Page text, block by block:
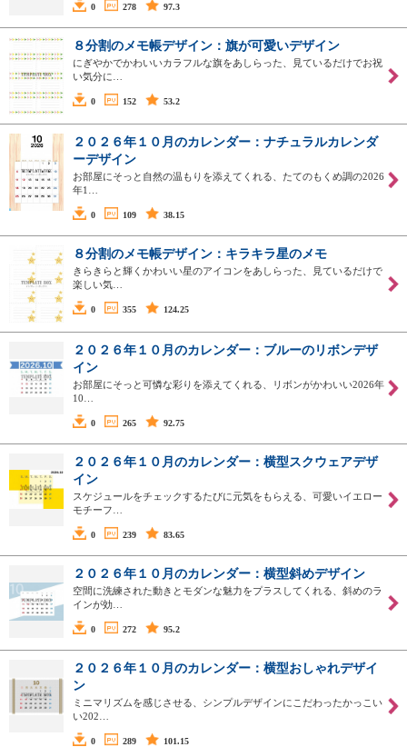
0 278 97.3
８分割のメモ帳デザイン：旗が可愛いデザイン
にぎやかでかわいいカラフルな旗をあしらった、見ているだけでお祝
い気分に…
0 152 53.2
２０２６年１０月のカレンダー：ナチュラルカレンダ
ーデザイン
お部屋にそっと自然の温もりを添えてくれる、たてのもくめ調の2026
年1…
0 109 38.15
８分割のメモ帳デザイン：キラキラ星のメモ
きらきらと輝くかわいい星のアイコンをあしらった、見ているだけで
楽しい気…
0 355 124.25
２０２６年１０月のカレンダー：ブルーのリボンデザ
イン
お部屋にそっと可憐な彩りを添えてくれる、リボンがかわいい2026年
10…
0 265 92.75
２０２６年１０月のカレンダー：横型スクウェアデザ
イン
スケジュールをチェックするたびに元気をもらえる、可愛いイエロー
モチーフ…
0 239 83.65
２０２６年１０月のカレンダー：横型斜めデザイン
空間に洗練された動きとモダンな魅力をプラスしてくれる、斜めのラ
インが効…
0 272 95.2
２０２６年１０月のカレンダー：横型おしゃれデザイ
ン
ミニマリズムを感じさせる、シンプルデザインにこだわったかっこい
い202…
0 289 101.15